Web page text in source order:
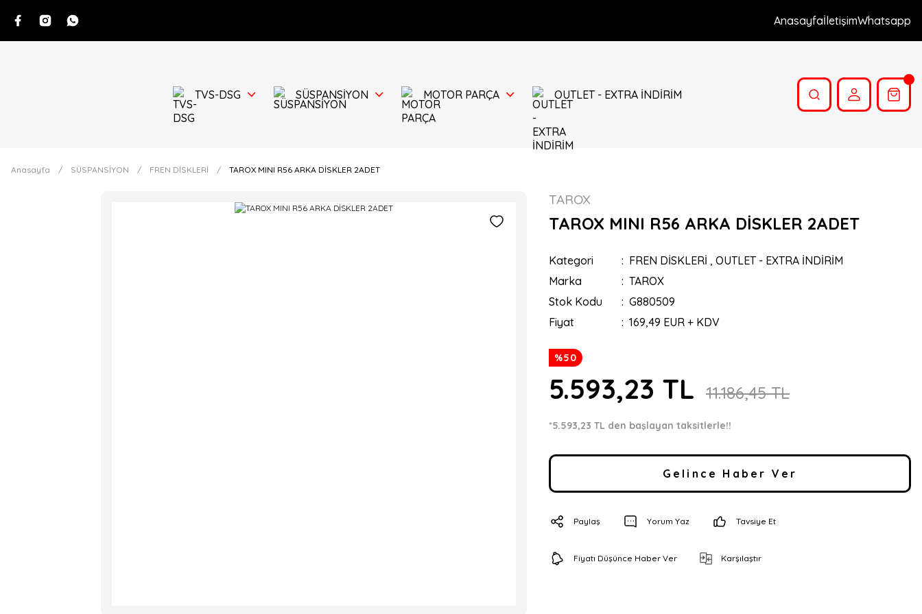
AnasayfaİletişimWhatsapp
TVS-DSG SÜSPANSİYON MOTOR PARÇA OUTLET - EXTRA İNDİRİM
Anasayfa SÜSPANSİYON FREN DİSKLERİ TAROX MINI R56 ARKA DİSKLER 2ADET
TAROX
TAROX MINI R56 ARKA DİSKLER 2ADET
Kategori FREN DİSKLERİ , OUTLET - EXTRA İNDİRİM
Marka
TAROX
Stok Kodu
G880509
Fiyat
169,49 EUR + KDV
%50
5.593,23 TL 11.186,45 TL
*5.593,23 TL den başlayan taksitlerle!!
Gelince Haber Ver
Paylaş Yorum Yaz Tavsiye Et
Fiyatı Düşünce Haber Ver Karşılaştır